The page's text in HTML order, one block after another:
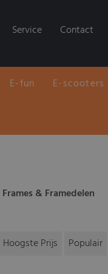
Service Contact
E-fun E-scooters
Frames & Framedelen
Hoogste Prijs Populair